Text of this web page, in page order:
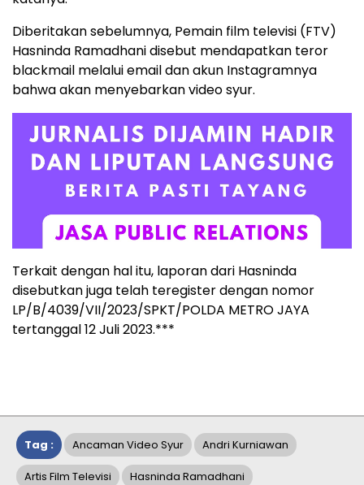
Diberitakan sebelumnya, Pemain film televisi (FTV)
Hasninda Ramadhani disebut mendapatkan teror
blackmail melalui email dan akun Instagramnya
bahwa akan menyebarkan video syur.
Terkait dengan hal itu, laporan dari Hasninda
disebutkan juga telah teregister dengan nomor
LP/B/4039/VII/2023/SPKT/POLDA METRO JAYA
tertanggal 12 Juli 2023.***
Tag : Ancaman Video Syur Andri Kurniawan
Artis Film Televisi Hasninda Ramadhani